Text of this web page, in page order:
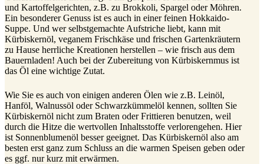
und Kartoffelgerichten, z.B. zu Brokkoli, Spargel oder Möhren.
Ein besonderer Genuss ist es auch in einer feinen Hokkaido-
Suppe. Und wer selbstgemachte Aufstriche liebt, kann mit
Kürbiskernöl, veganem Frischkäse und frischen Gartenkräutern
zu Hause herrliche Kreationen herstellen – wie frisch aus dem
Bauernladen! Auch bei der Zubereitung von Kürbiskernmus ist
das Öl eine wichtige Zutat.
Wie Sie es auch von einigen anderen Ölen wie z.B. Leinöl,
Hanföl, Walnussöl oder Schwarzkümmelöl kennen, sollten Sie
Kürbiskernöl nicht zum Braten oder Frittieren benutzen, weil
durch die Hitze die wertvollen Inhaltsstoffe verlorengehen. Hier
ist Sonnenblumenöl besser geeignet. Das Kürbiskernöl also am
besten erst ganz zum Schluss an die warmen Speisen geben oder
es ggf. nur kurz mit erwärmen.